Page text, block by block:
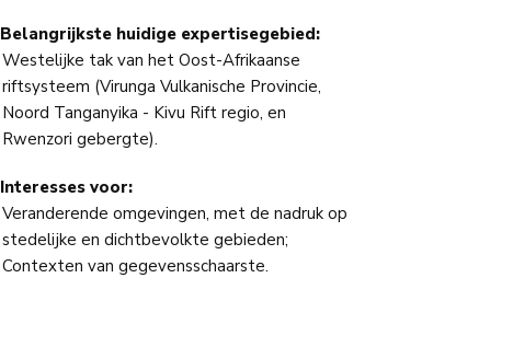
Belangrijkste huidige expertisegebied:
Westelijke tak van het Oost-Afrikaanse
riftsysteem (Virunga Vulkanische Provincie,
Noord Tanganyika - Kivu Rift regio, en
Rwenzori gebergte).
Interesses voor:
Veranderende omgevingen, met de nadruk op
stedelijke en dichtbevolkte gebieden;
Contexten van gegevensschaarste.